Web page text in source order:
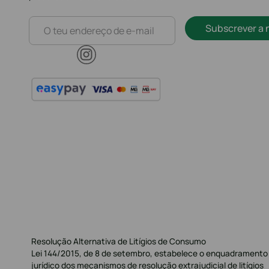
Subscrever a
Resolução Alternativa de Litígios de Consumo
Lei 144/2015, de 8 de setembro, estabelece o enquadramento
jurídico dos mecanismos de resolução extrajudicial de litígios